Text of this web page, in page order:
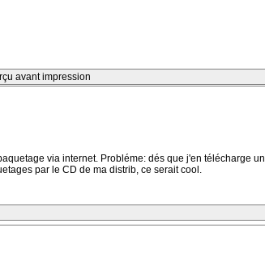
avant impression
via internet. Probléme: dés que j'en télécharge
par le CD de ma distrib, ce serait cool.